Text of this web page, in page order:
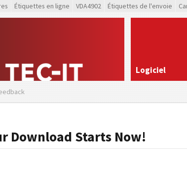
Étiquettes en ligne VDA4902 Étiquettes de l'envoie
Logiciel
Download Starts Now!